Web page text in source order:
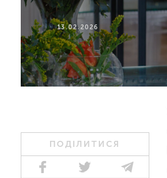
13.02.2026
ПОДІЛИТИСЯ